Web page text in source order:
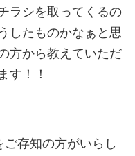
ラシを取ってくるの
したものかなぁと思
方から教えていただ
す！！
存知の方がいらし